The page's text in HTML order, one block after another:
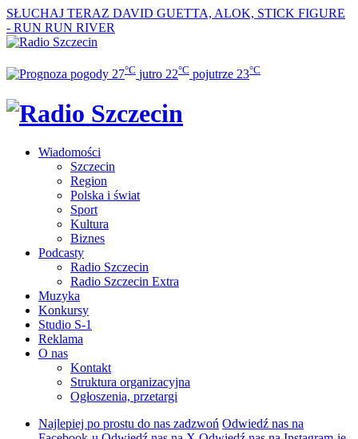
SŁUCHAJ TERAZ DAVID GUETTA, ALOK, STICK FIGURE
- RUN RUN RIVER
27°C jutro 22°C pojutrze 23°C
Wiadomości
Szczecin
Region
Polska i świat
Sport
Kultura
Biznes
Podcasty
Radio Szczecin
Radio Szczecin Extra
Muzyka
Konkursy
Studio S-1
Reklama
O nas
Kontakt
Struktura organizacyjna
Ogłoszenia, przetargi
Najlepiej po prostu do nas zadzwoń Odwiedź nas na